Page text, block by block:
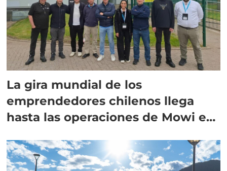
La gira mundial de los
emprendedores chilenos llega
hasta las operaciones de Mowi en